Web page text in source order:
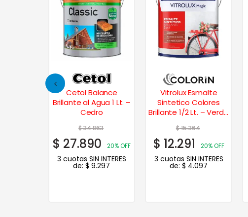
Cetol Balance
Brillante al Agua 1 Lt. –
Cedro
$34.863
$ 27.890 20% OFF
3 cuotas SIN INTERES
de:$ 9.297
Vitrolux Esmalte
Sintetico Colores
Brillante 1/2 Lt. – Verde
$15.364
$ 12.291 20% OFF
3 cuotas SIN INTERES
de:$ 4.097